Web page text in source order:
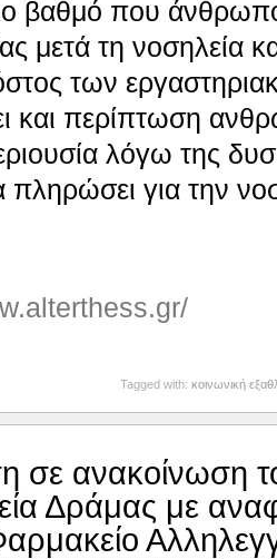
βαθμό που
μετά τη νοσηλεία
των
και περίπτωση
λόγω της
πληρώσει για την
Tagged with: κοινωνική
σε ανακοίνωση
Δράμας με